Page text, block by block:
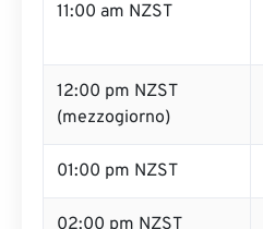
11:00 am NZST
12:00 pm NZST
(mezzogiorno)
01:00 pm NZST
02:00 pm NZST